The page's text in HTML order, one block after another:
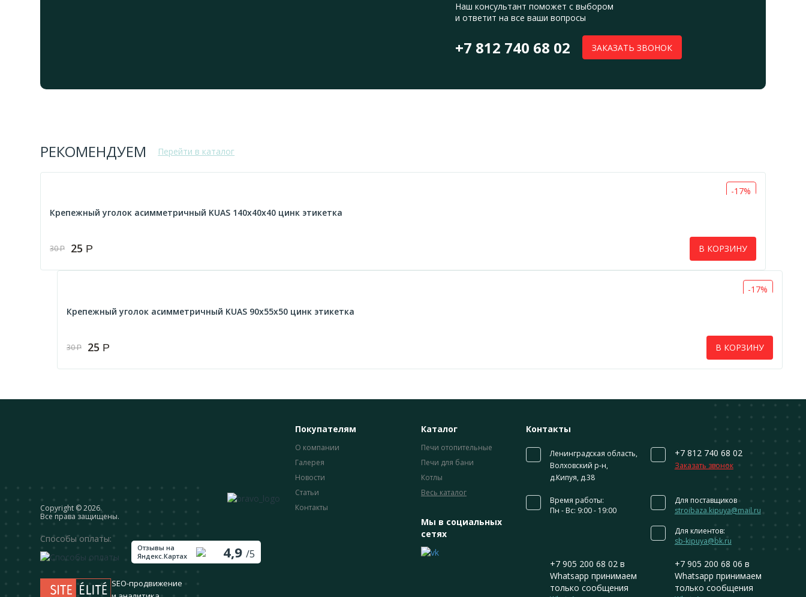
Наш консультант поможет с выбором
и ответит на все ваши вопросы
+7 812 740 68 02 ЗАКАЗАТЬ ЗВОНОК
РЕКОМЕНДУЕМ Перейти в каталог
-17%
Крепежный уголок асимметричный KUAS 140х40х40 цинк этикетка
30Р 25 Р В КОРЗИНУ
-17%
Крепежный уголок асимметричный KUAS 90х55х50 цинк этикетка
30Р 25 Р В КОРЗИНУ
Сopyright © 2026.
Все права защищены.
Способы оплаты:
Отзывы на
Яндекс.Картах
4,9/5
SEO-продвижение
Покупателям
О компании
Галерея
Новости
Статьи
Контакты
Каталог
Печи отопительные
Печи для бани
Котлы
Весь каталог
Мы в социальных
сетях
Контакты
Ленинградская область,
Волховский р-н,
д.Кипуя, д.38
+7 812 740 68 02
Заказать звонок
Время работы:
Пн - Вс: 9:00 - 19:00
Для поставщиков
stroibaza.kipuya@mail.ru
Для клиентов:
sb-kipuya@bk.ru
+7 905 200 68 02в
Whatsapp принимаем
только сообщения
+7 905 200 68 06 в
Whatsapp принимаем
только сообщения